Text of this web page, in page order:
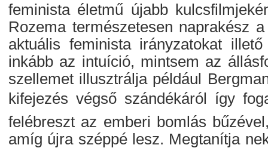
feminista életmű újabb
Rozema természetesen naprakész
aktuális feminista irányzatokat
inkább az intuíció, mintsem az
szellemet illusztrálja például
kifejezés végső szándékáról így
felébreszt az emberi bomlás
amíg újra széppé lesz. Megtanítja